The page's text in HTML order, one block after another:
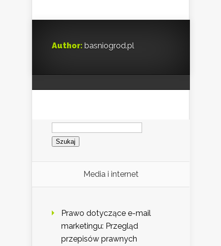
Author: basniogrod.pl
Szukaj:
Media i internet
Prawo dotyczące e-mail
marketingu: Przegląd
przepisów prawnych